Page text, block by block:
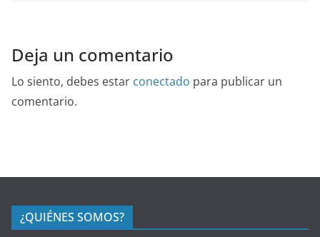
Deja un comentario
Lo siento, debes estar conectado para publicar un
comentario.
¿QUIÉNES SOMOS?